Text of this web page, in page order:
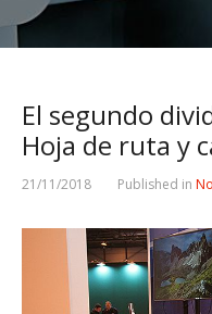
El segundo
Hoja de ruta y
21/11/2018 Published in